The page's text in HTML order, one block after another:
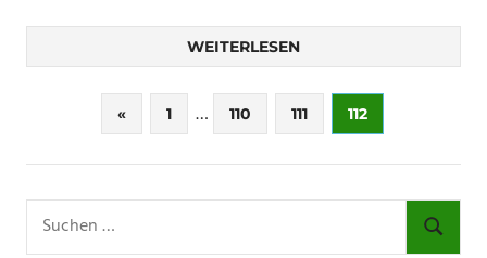
WEITERLESEN
Seitennummerierung
der
Beiträge
«Vorherige
Beiträge
1 … 110 111 112
nach:
SUCHEN